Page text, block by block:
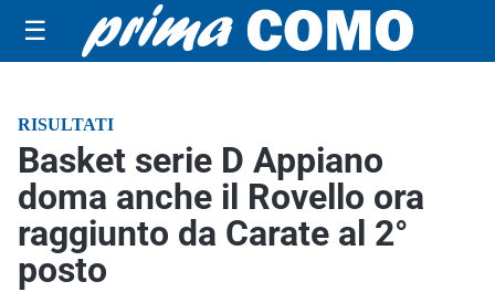
☰
RISULTATI
Basket serie D Appiano
doma anche il Rovello ora
raggiunto da Carate al 2°
posto